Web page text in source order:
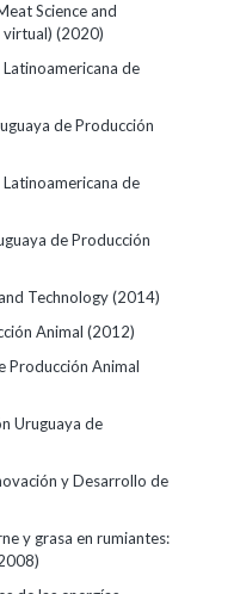
Science and
virtual) (2020)
de
de Producción
de
de Producción
Technology(2014)
Animal (2012)
Producción Animal
Uruguaya de
y Desarrollo de
y grasa en rumiantes: